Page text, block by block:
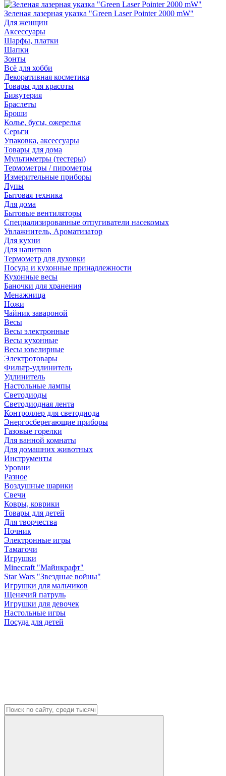
Зеленая лазерная указка "Green Laser Pointer 2000 mW"
Для женщин
Аксессуары
Шарфы, платки
Шапки
Зонты
Всё для хобби
Декоративная косметика
Товары для красоты
Бижутерия
Браслеты
Броши
Колье, бусы, ожерелья
Серьги
Упаковка, аксессуары
Товары для дома
Мультиметры (тестеры)
Термометры / пирометры
Измерительные приборы
Лупы
Бытовая техника
Для дома
Бытовые вентиляторы
Специализированные отпугиватели насекомых
Увлажнитель, Ароматизатор
Для кухни
Для напитков
Термометр для духовки
Посуда и кухонные принадлежности
Кухонные весы
Баночки для хранения
Менажница
Ножи
Чайник завароной
Весы
Весы электронные
Весы кухонные
Весы ювелирные
Электротовары
Фильтр-удлинитель
Удлинитель
Настольные лампы
Светодиоды
Светодиодная лента
Контроллер для светодиода
Энергосберегающие приборы
Газовые горелки
Для ванной комнаты
Для домашних животных
Инструменты
Уровни
Разное
Воздушные шарики
Свечи
Ковры, коврики
Товары для детей
Для творчества
Ночник
Электронные игры
Тамагочи
Игрушки
Minecraft "Майнкрафт"
Star Wars "Звездные войны"
Игрушки для мальчиков
Щенячий патруль
Игрушки для девочек
Настольные игры
Посуда для детей